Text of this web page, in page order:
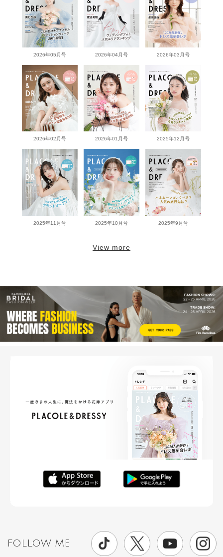
2026年05月号 2026年04月号 2026年03月号
2026年02月号 2026年01月号 2025年12月号
2025年11月号 2025年10月号 2025年9月号
View more
FOLLOW ME